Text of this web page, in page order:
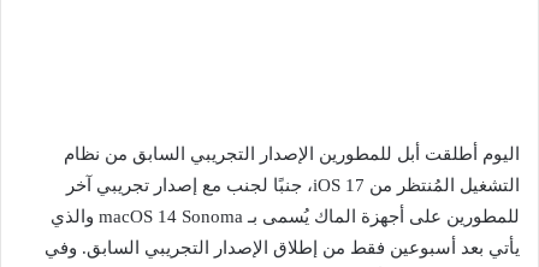
اليوم أطلقت أبل للمطورين الإصدار التجريبي السابق من نظام
التشغيل المُنتظر من iOS 17، جنبًا لجنب مع إصدار تجريبي آخر
للمطورين على أجهزة الماك يُسمى بـ macOS 14 Sonoma والذي
يأتي بعد أسبوعين فقط من إطلاق الإصدار التجريبي السابق. وفي